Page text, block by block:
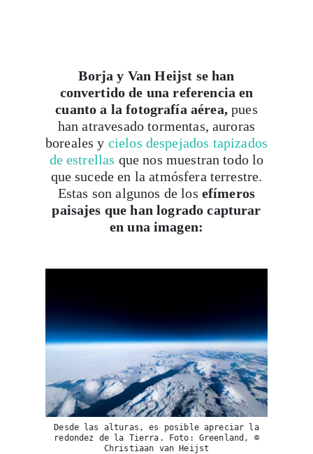
Borja y Van Heijst se han
convertido de una referencia en
cuanto a la fotografía aérea,pues
han atravesado tormentas, auroras
boreales y cielos despejados tapizados
de estrellas que nos muestran todo lo
que sucede en la atmósfera terrestre.
Estas son algunos de los efímeros
paisajes que han logrado capturar
en una imagen:
Desde las alturas, es posible apreciar la
redondez de la Tierra. Foto: Greenland, ©
Christiaan van Heijst
Viaja con Travesías, recibe cada semana
itinerarios, tips de insider y las guías más